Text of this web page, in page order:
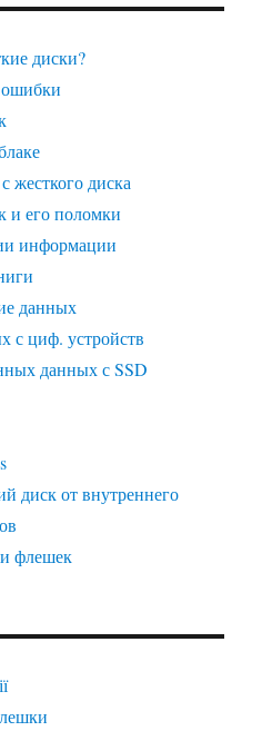
диски?
ошибки
жесткого диска
и его поломки
информации
данных
с циф. устройств
данных с SSD
диск от внутреннего
флешек